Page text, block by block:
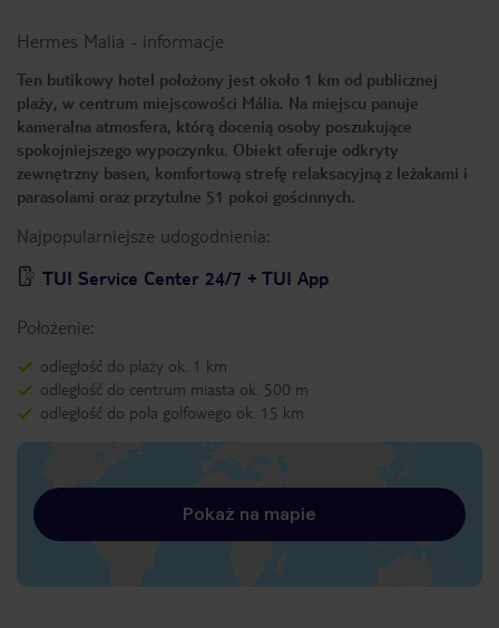
Hermes Malia - informacje
Ten butikowy hotel położony jest około 1 km od publicznej
plaży, w centrum miejscowości Mália. Na miejscu panuje
kameralna atmosfera, którą docenią osoby poszukujące
spokojniejszego wypoczynku. Obiekt oferuje odkryty
zewnętrzny basen, komfortową strefę relaksacyjną z leżakami i
parasolami oraz przytulne 51 pokoi gościnnych.
Najpopularniejsze udogodnienia:
TUI Service Center 24/7 + TUI App
Położenie:
odległość do plaży ok. 1 km
odległość do centrum miasta ok. 500 m
odległość do pola golfowego ok. 15 km
Pokaż na mapie